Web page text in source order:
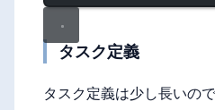
タスク定義
タスク定義は少し長いの